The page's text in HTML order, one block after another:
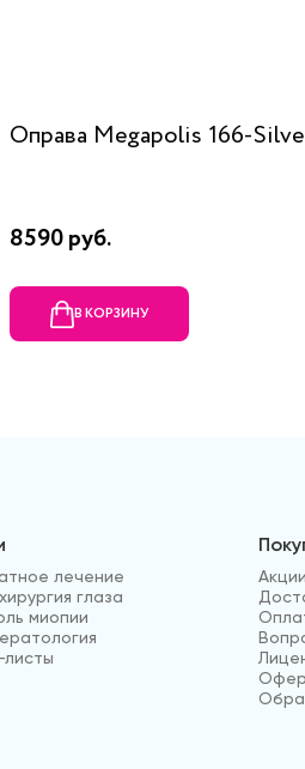
Оправа Megapolis 166-
8590 руб.
В КОРЗИНУ
лечение
глаза
миопии
Акции